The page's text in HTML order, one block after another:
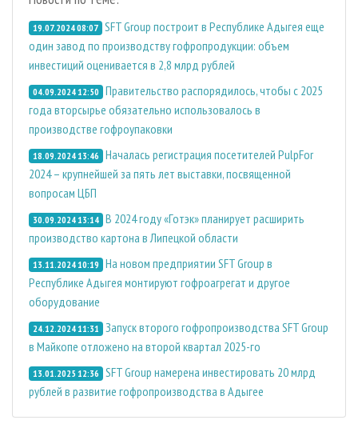
19.07.2024 08:07 SFT Group построит в Республике Адыгея еще
один завод по производству гофропродукции: объем
инвестиций оценивается в 2,8 млрд рублей
04.09.2024 12:50 Правительство распорядилось, чтобы с 2025
года вторсырье обязательно использовалось в
производстве гофроупаковки
18.09.2024 13:46 Началась регистрация посетителей PulpFor
2024 – крупнейшей за пять лет выставки, посвященной
вопросам ЦБП
30.09.2024 13:14 В 2024 году «Готэк» планирует расширить
производство картона в Липецкой области
13.11.2024 10:19 На новом предприятии SFT Group в
Республике Адыгея монтируют гофроагрегат и другое
оборудование
24.12.2024 11:31 Запуск второго гофропроизводства SFT Group
в Майкопе отложено на второй квартал 2025-го
13.01.2025 12:36 SFT Group намерена инвестировать 20 млрд
рублей в развитие гофропроизводства в Адыгее